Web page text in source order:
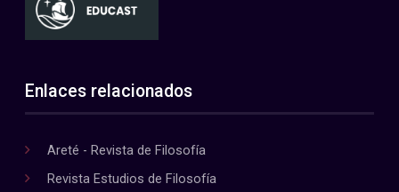
Enlaces relacionados
Areté - Revista de Filosofía
Revista Estudios de Filosofía